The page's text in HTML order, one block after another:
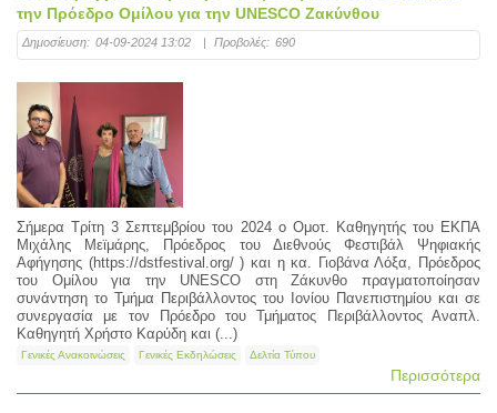
την Πρόεδρο Ομίλου για την UNESCO Ζακύνθου
Δημοσίευση: 04-09-2024 13:02 Προβολές: 690
Σήμερα Τρίτη 3 Σεπτεμβρίου του 2024 ο Ομοτ. Καθηγητής του ΕΚΠΑ
Μιχάλης Μεϊμάρης, Πρόεδρος του Διεθνούς Φεστιβάλ Ψηφιακής
Αφήγησης (https://dstfestival.org/ ) και η κα. Γιοβάνα Λόξα, Πρόεδρος
του Ομίλου για την UNESCO στη Ζάκυνθο πραγματοποίησαν
συνάντηση το Τμήμα Περιβάλλοντος του Ιονίου Πανεπιστημίου και σε
συνεργασία με τον Πρόεδρο του Τμήματος Περιβάλλοντος Αναπλ.
Καθηγητή Χρήστο Καρύδη και (...)
Γενικές Ανακοινώσεις Γενικές Εκδηλώσεις Δελτία Τύπου
Περισσότερα